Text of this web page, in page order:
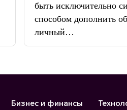
быть исключительно
способом дополнить
личный…
Бизнес и финансы